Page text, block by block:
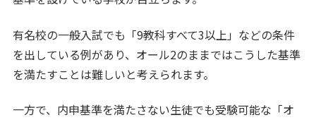
有名校の一般入試でも「9教科すべて3以上」などの条件
を出している例があり、オール2のままではこうした基準
を満たすことは難しいと考えられます。
一方で、内申基準を満たさない生徒でも受験可能な「オ